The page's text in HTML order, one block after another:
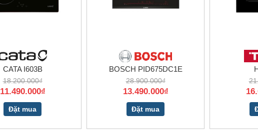
CATA I603B
18.200.000₫
11.490.000₫
Đặt mua
BOSCH PID675DC1E
28.900.000₫
13.490.000₫
Đặt mua